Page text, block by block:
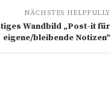
NÄCHSTES HELPFULLY
Wandbild „Post-it für
eigene/bleibende Notizen“